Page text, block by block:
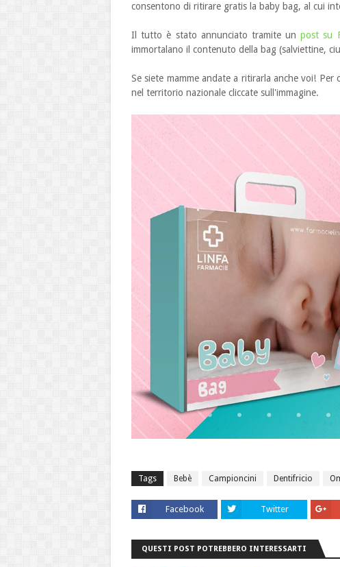
consentono di ritirare gratis la baby bag, al cui
Il tutto è stato annunciato tramite unpost su
immortalano il contenuto della bag (salviettine,
Se siete mamme andate a ritirarla anche voi! Per
nel territorio nazionale cliccate sull'immagine.
Tags Bebè Campioncini Dentifricio
Facebook Twitter
QUESTI POST POTREBBERO INTERESSARTI